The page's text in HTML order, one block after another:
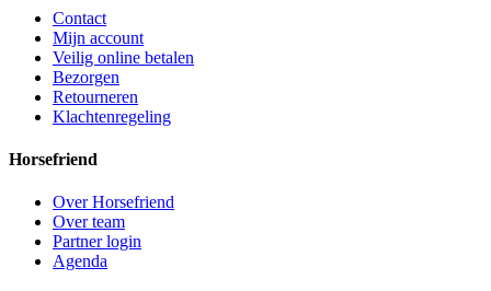
Contact
Mijn account
Veilig online betalen
Bezorgen
Retourneren
Klachtenregeling
Horsefriend
Over Horsefriend
Over team
Partner login
Agenda